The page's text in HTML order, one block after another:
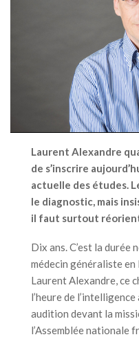
Laurent Alexandre
de s’inscrire
actuelle des études.
le diagnostic, mais
il faut surtout
Dix ans. C’est la durée
médecin généraliste
Laurent Alexandre, ce
l’heure de
audition devant la
l’Assemblée nationale